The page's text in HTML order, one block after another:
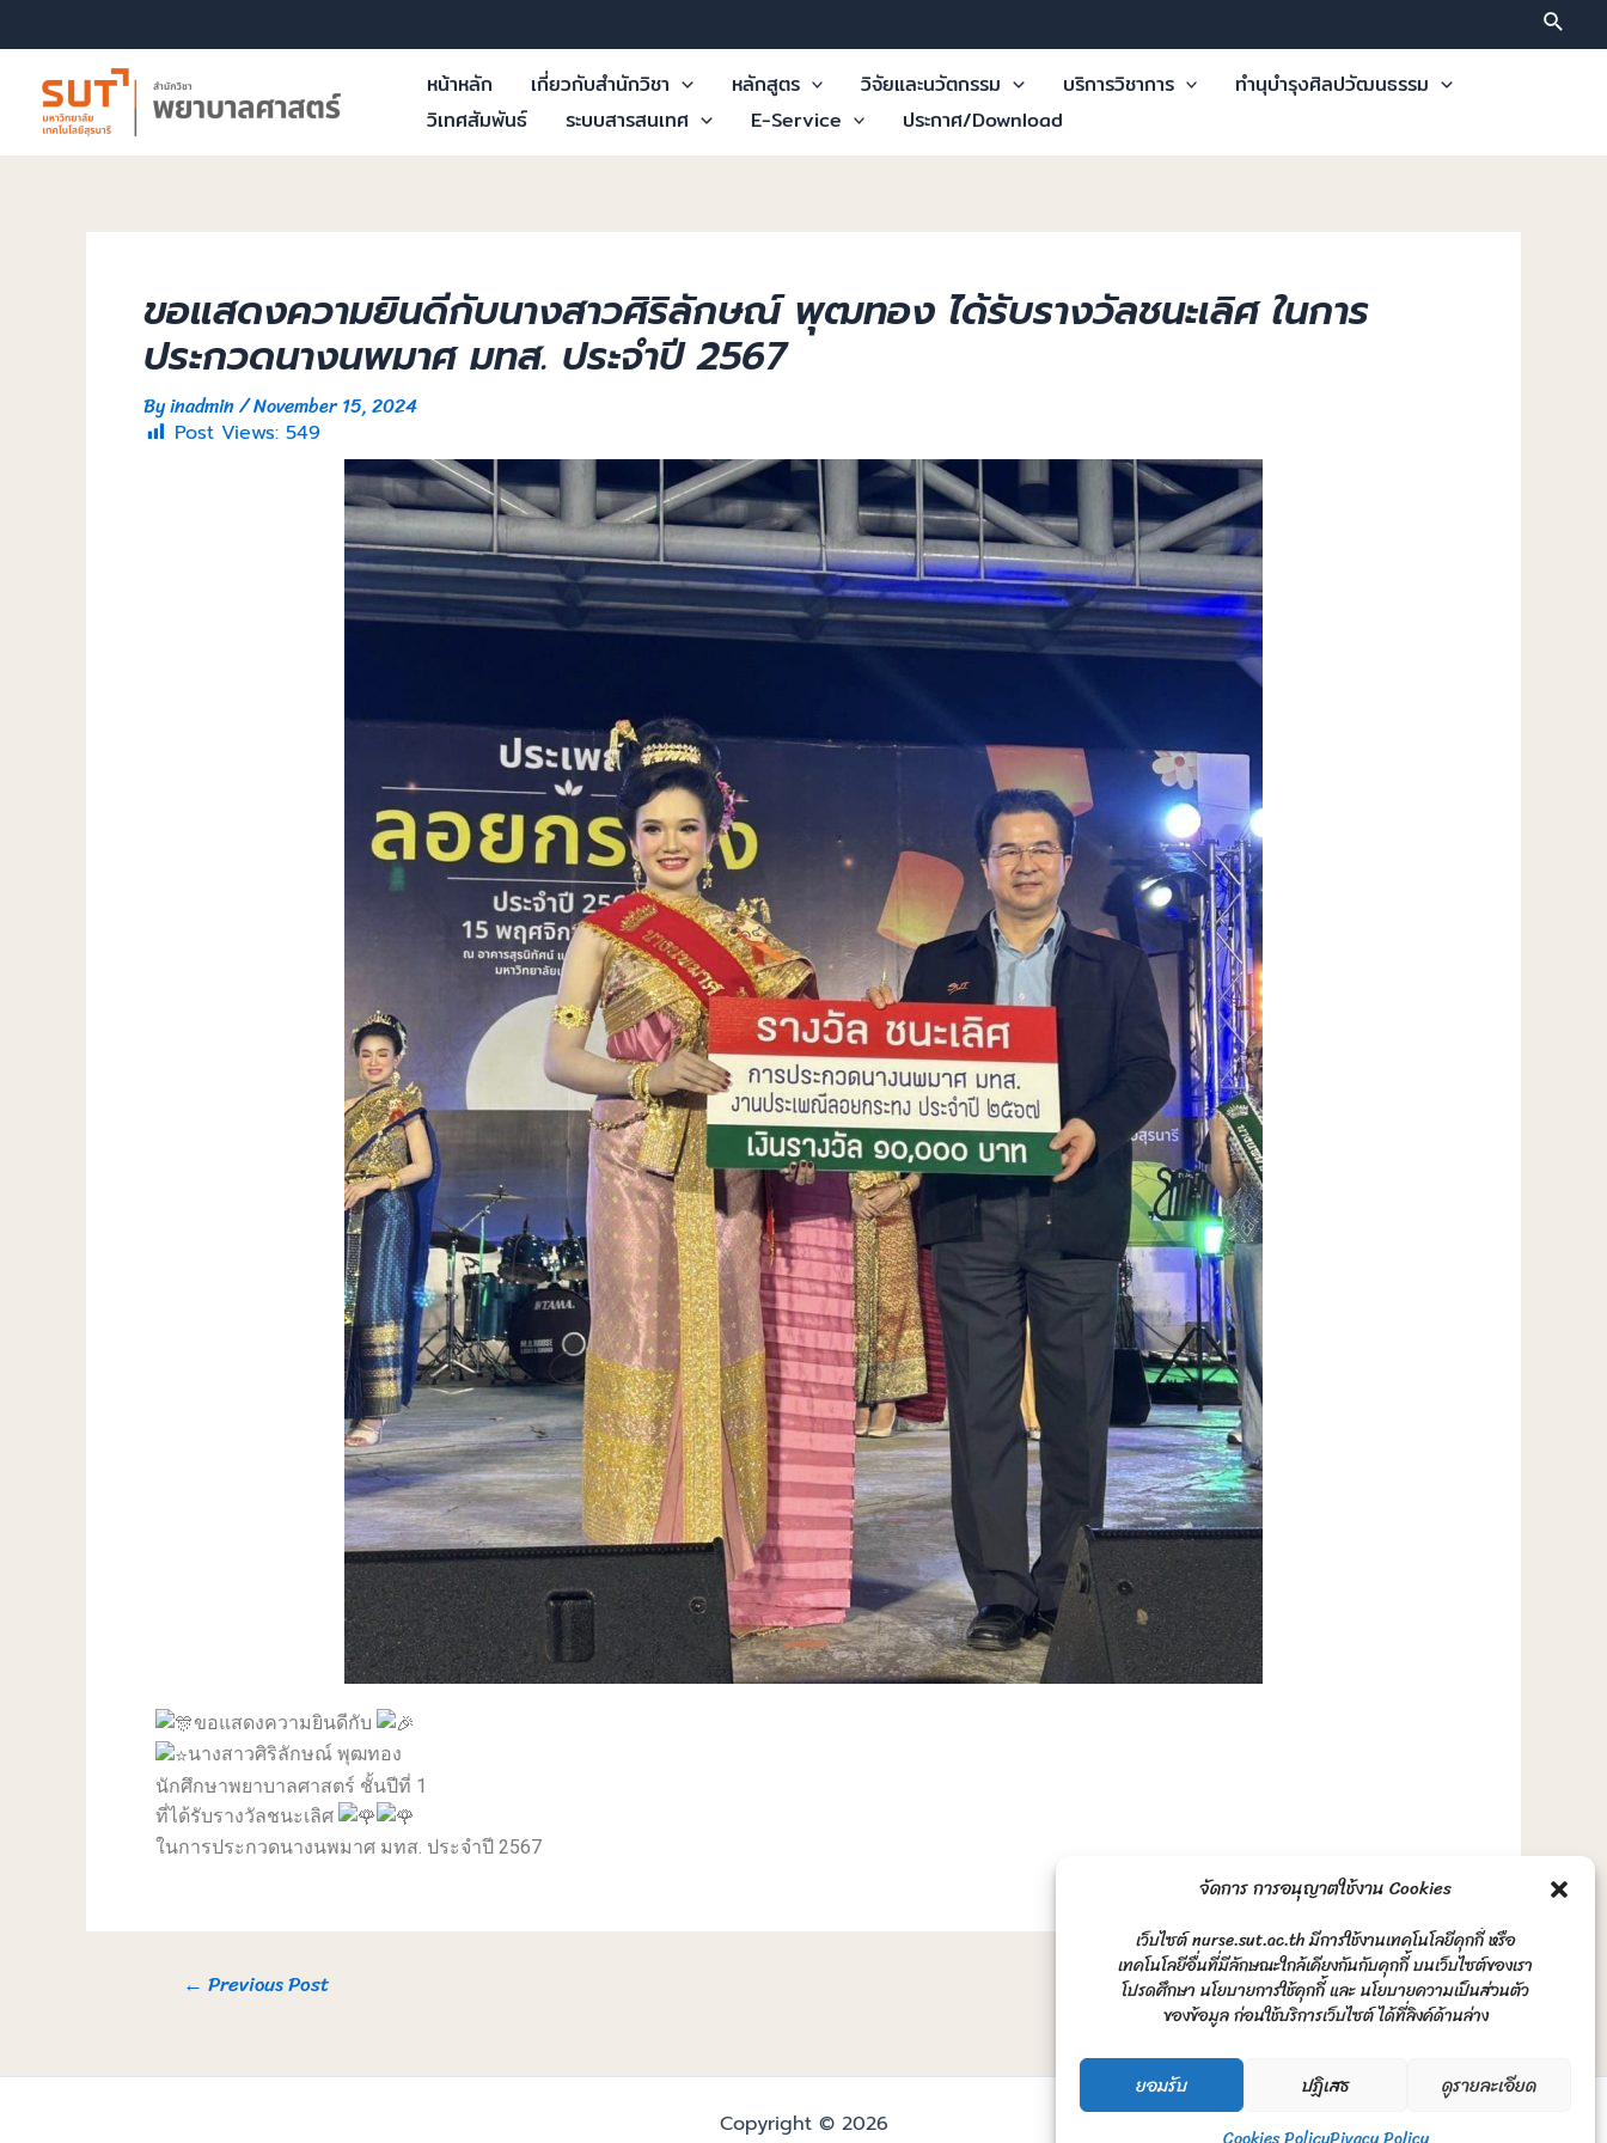
จัดการ การอนุญาตใช้งาน Cookies
เว็บไซต์ nurse.sut.ac.th มีการใช้งานเทคโนโลยีคุกกี้ หรือ
เทคโนโลยีอื่นที่มีลักษณะใกล้เคียงกันกับคุกกี้ บนเว็บไซต์ของเรา
โปรดศึกษา นโยบายการใช้คุกกี้ และ นโยบายความเป็นส่วนตัว
ของข้อมูล ก่อนใช้บริการเว็บไซต์ ได้ที่ลิงค์ด้านล่าง
ยอมรับ ปฏิเสธ ดูรายละเอียด
หน้าหลัก เกี่ยวกับสำนักวิชา หลักสูตร วิจัยและนวัตกรรม บริการวิชาการ
ทำนุบำรุงศิลปวัฒนธรรม
วิเทศสัมพันธ์
ระบบสารสนเทศ E-Service ประกาศ/Download
ขอแสดงความยินดีกับนางสาวศิริลักษณ์ พุฒทอง ได้รับรางวัลชนะเลิศ ในการ
ประกวดนางนพมาศ มทส. ประจำปี 2567
Byinadmin/November 15, 2024
Post Views: 549
ขอแสดงความยินดีกับ
นางสาวศิริลักษณ์ พุฒทอง
นักศึกษาพยาบาลศาสตร์ ชั้นปีที่ 1
ที่ได้รับรางวัลชนะเลิศ
ในการประกวดนางนพมาศ มทส. ประจำปี 2567
← Previous Post Next Post→
Copyright © 2026